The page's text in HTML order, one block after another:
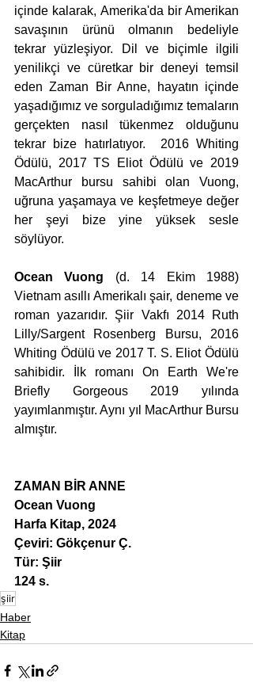
içinde kalarak, Amerika'da bir Amerikan
savaşının ürünü olmanın bedeliyle
tekrar yüzleşiyor. Dil ve biçimle ilgili
yenilikçi ve cüretkar bir deneyi temsil
eden Zaman Bir Anne, hayatın içinde
yaşadığımız ve sorguladığımız temaların
gerçekten nasıl tükenmez olduğunu
tekrar bize hatırlatıyor.  2016 Whiting
Ödülü, 2017 TS Eliot Ödülü ve 2019
MacArthur bursu sahibi olan Vuong,
uğruna yaşamaya ve keşfetmeye değer
her şeyi bize yine yüksek sesle
söylüyor.
Ocean Vuong (d. 14 Ekim 1988)
Vietnam asıllı Amerikalı şair, deneme ve
roman yazarıdır. Şiir Vakfı 2014 Ruth
Lilly/Sargent Rosenberg Bursu, 2016
Whiting Ödülü ve 2017 T. S. Eliot Ödülü
sahibidir. İlk romanı On Earth We're
Briefly Gorgeous 2019 yılında
yayımlanmıştır. Aynı yıl MacArthur Bursu
almıştır.
ZAMAN BİR ANNE
Ocean Vuong
Harfa Kitap, 2024
Çeviri: Gökçenur Ç.
Tür: Şiir
124 s.
şiir
Haber
Kitap